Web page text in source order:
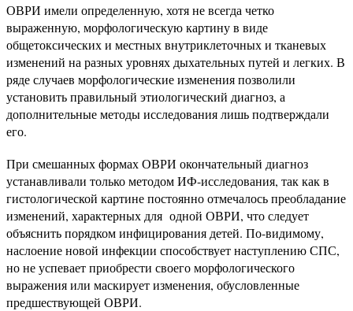
ОВРИ имели определенную, хотя не всегда четко
выраженную, морфологическую картину в виде
общетоксических и местных внутриклеточных и тканевых
изменений на разных уровнях дыхательных путей и легких. В
ряде случаев морфологические изменения позволили
установить правильный этиологический диагноз, а
дополнительные методы исследования лишь подтверждали
его.
При смешанных формах ОВРИ окончательный диагноз
устанавливали только методом ИФ-исследования, так как в
гистологической картине постоянно отмечалось преобладание
изменений, характерных для одной ОВРИ, что следует
объяснить порядком инфицирования детей. По-видимому,
наслоение новой инфекции способствует наступлению СПС,
но не успевает приобрести своего морфологического
выражения или маскирует изменения, обусловленные
предшествующей ОВРИ.